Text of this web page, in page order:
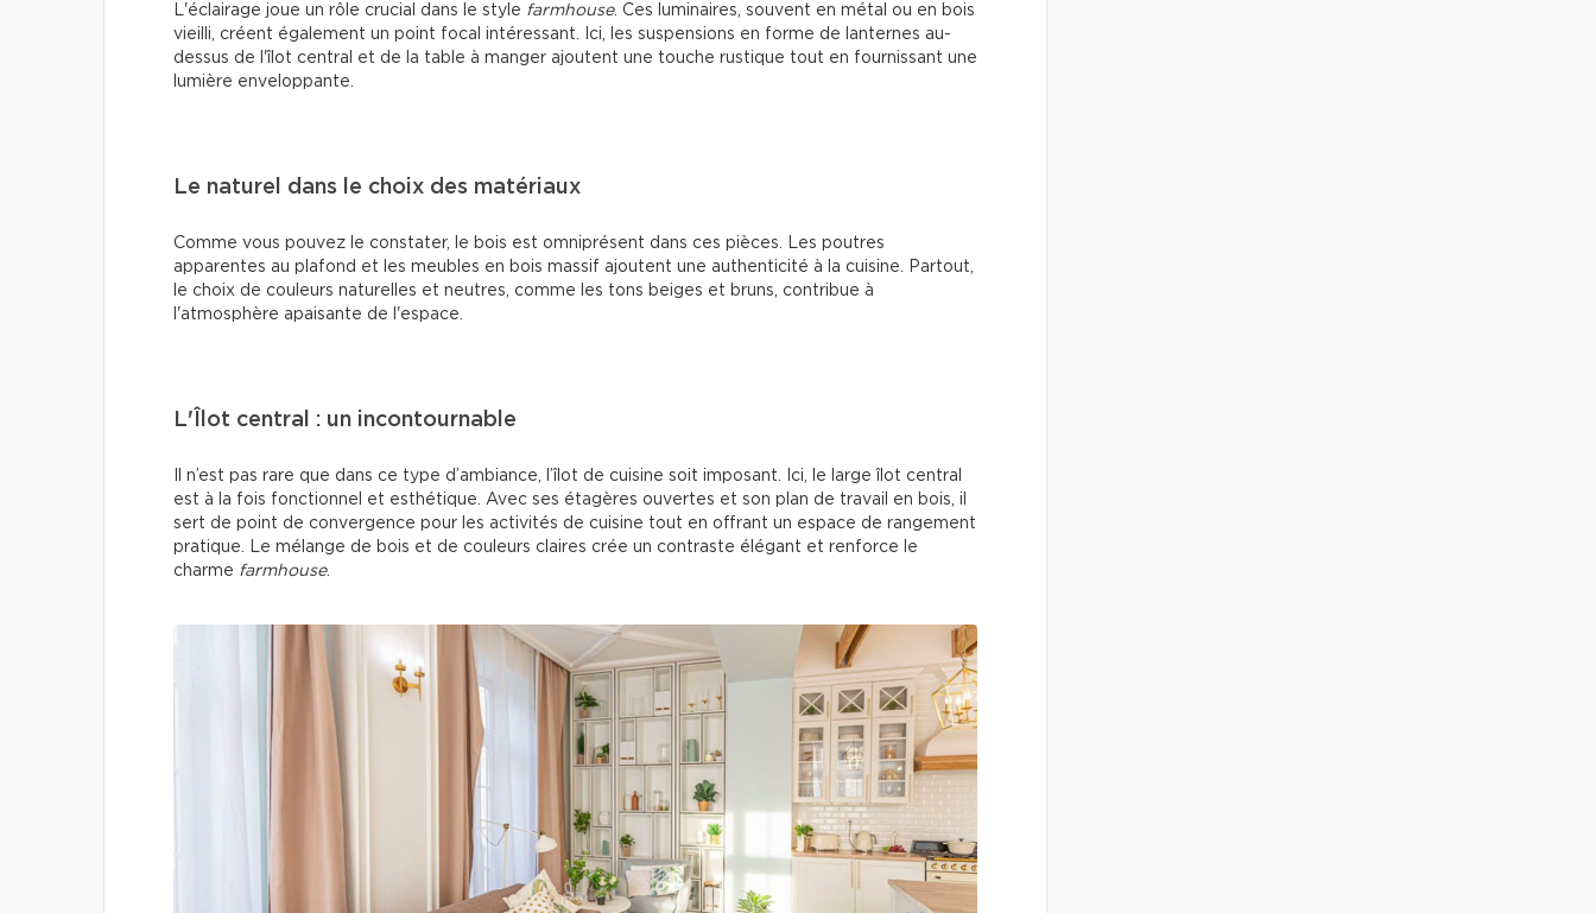
L'éclairage joue un rôle crucial dans le style farmhouse. Ces luminaires, souvent en métal ou en bois
vieilli, créent également un point focal intéressant. Ici, les suspensions en forme de lanternes au-
dessus de l'îlot central et de la table à manger ajoutent une touche rustique tout en fournissant une
lumière enveloppante.
Le naturel dans le choix des matériaux
Comme vous pouvez le constater, le bois est omniprésent dans ces pièces. Les poutres
apparentes au plafond et les meubles en bois massif ajoutent une authenticité à la cuisine. Partout,
le choix de couleurs naturelles et neutres, comme les tons beiges et bruns, contribue à
l'atmosphère apaisante de l'espace.
L'Îlot central : un incontournable
Il n’est pas rare que dans ce type d’ambiance, l’îlot de cuisine soit imposant. Ici, le large îlot central
est à la fois fonctionnel et esthétique. Avec ses étagères ouvertes et son plan de travail en bois, il
sert de point de convergence pour les activités de cuisine tout en offrant un espace de rangement
pratique. Le mélange de bois et de couleurs claires crée un contraste élégant et renforce le
charme farmhouse.